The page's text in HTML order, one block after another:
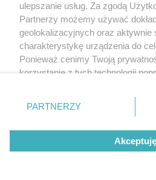
ESKA Summer Camp
trasę! Odwiedź strefę
spróbuj kultowych
Wawelu
ulepszanie usług. Za zgodą
Partnerzy możemy używać
geolokalizacyjnych oraz aktywnie
charakterystykę urządzenia do
Ponieważ cenimy Twoją
korzystanie z tych technologii
zmienić/wycofać klikając przycisk
znajdujący się w lewym dolnym
rodzaje przetwarzania danych nie
użytkownika, ale masz prawo
przetwarzaniu. Preferencje będą
PARTNERZY
Akceptuję